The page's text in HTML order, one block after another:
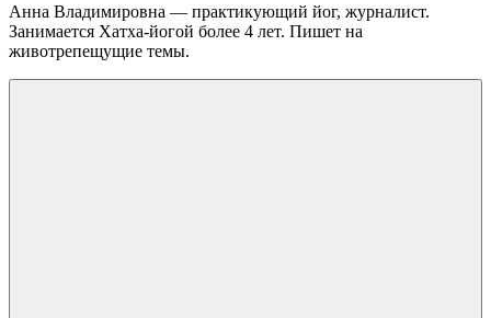
Анна Владимировна — практикующий йог, журналист.
Занимается Хатха-йогой более 4 лет. Пишет на
животрепещущие темы.